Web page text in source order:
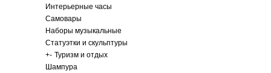
Интерьерные часы
Самовары
Наборы музыкальные
Статуэтки и скульптуры
+- Туризм и отдых
Шампура